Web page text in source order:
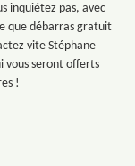
inquiétez pas, avec
que débarras gratuit
vite Stéphane
vous seront offerts
!